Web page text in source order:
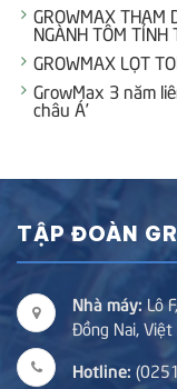
GROWMAX THAM
NGÀNH TÔM TỈNH
GROWMAX LỌT
GrowMax 3 năm
châu Á’
TẬP ĐOÀN
Nhà máy: Lô
Đồng Nai, Việt
Hotline: